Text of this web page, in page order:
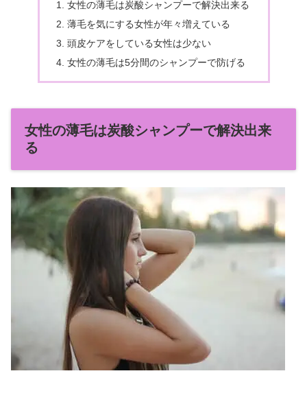
女性の薄毛は炭酸シャンプーで解決出来る
薄毛を気にする女性が年々増えている
頭皮ケアをしている女性は少ない
女性の薄毛は5分間のシャンプーで防げる
女性の薄毛は炭酸シャンプーで解決出来
る